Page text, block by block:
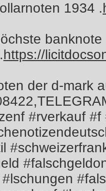
1934 .
banknote
https://
der d-mark
#rverkauf